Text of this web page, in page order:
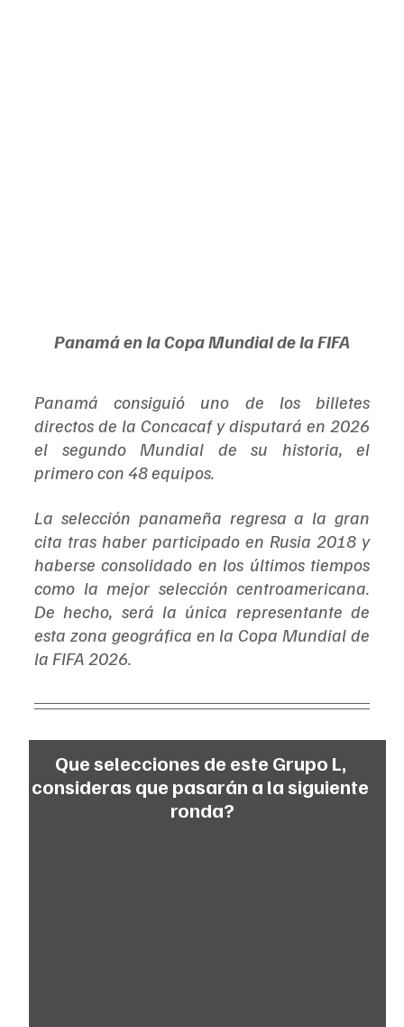
Panamá en la Copa Mundial de la FIFA
Panamá consiguió uno de los billetes
directos de la Concacaf y disputará en 2026
el segundo Mundial de su historia, el
primero con 48 equipos.
La selección panameña regresa a la gran
cita tras haber participado en Rusia 2018 y
haberse consolidado en los últimos tiempos
como la mejor selección centroamericana.
De hecho, será la única representante de
esta zona geográfica en la Copa Mundial de
la FIFA 2026.
Que selecciones de este Grupo L,
consideras que pasarán a la siguiente
ronda?